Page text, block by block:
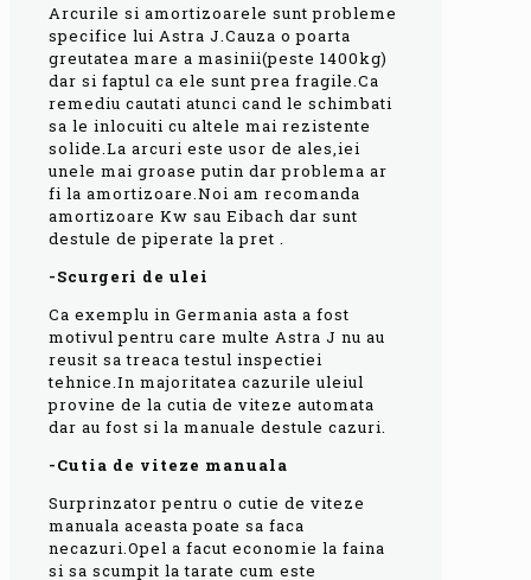
Arcurile si amortizoarele sunt probleme
specifice lui Astra J.Cauza o poarta
greutatea mare a masinii(peste 1400kg)
dar si faptul ca ele sunt prea fragile.Ca
remediu cautati atunci cand le schimbati
sa le inlocuiti cu altele mai rezistente
solide.La arcuri este usor de ales,iei
unele mai groase putin dar problema ar
fi la amortizoare.Noi am recomanda
amortizoare Kw sau Eibach dar sunt
destule de piperate la pret .
-Scurgeri de ulei
Ca exemplu in Germania asta a fost
motivul pentru care multe Astra J nu au
reusit sa treaca testul inspectiei
tehnice.In majoritatea cazurile uleiul
provine de la cutia de viteze automata
dar au fost si la manuale destule cazuri.
-Cutia de viteze manuala
Surprinzator pentru o cutie de viteze
manuala aceasta poate sa faca
necazuri.Opel a facut economie la faina
si sa scumpit la tarate cum este